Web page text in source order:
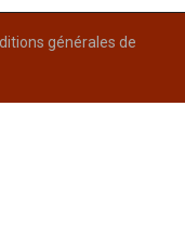
générales de